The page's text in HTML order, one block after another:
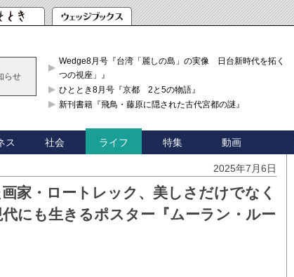
らせ
Wedge8月号『台湾「麗しの島」の実像 日台新時代を拓く「3
つの視座」』
ひととき8月号『京都 2と5の物語』
新刊書籍『飛鳥・藤原に隠された古代宮都の謎』
ス 社会 ライフ 特集 動画
2025年7月6日
家・ロートレック、美しさだけでなく
にも生きるポスター『ムーラン・ルー